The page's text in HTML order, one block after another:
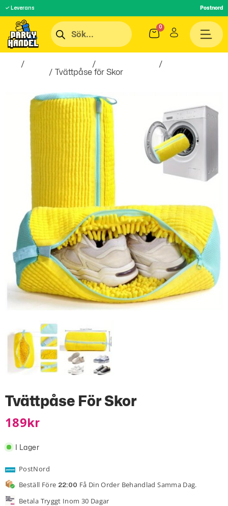
✓ Leverans Postnord
/ / /
/ Tvättpåse för Skor
Tvättpåse För Skor
189 Kr
I Lager
PostNord
Beställ Före 22:00 Få Din Order Behandlad Samma Dag.
Betala Tryggt Inom 30 Dagar